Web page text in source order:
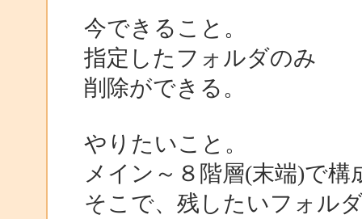
今できること。
指定したフォルダのみ
削除ができる。
やりたいこと。
メイン～８階層(末端)で
そこで、残したいフォル